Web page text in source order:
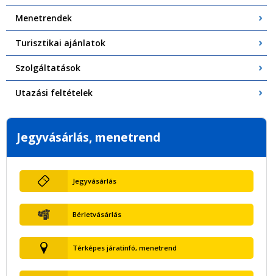
Menetrendek
Turisztikai ajánlatok
Szolgáltatások
Utazási feltételek
Jegyvásárlás, menetrend
Jegyvásárlás
Bérletvásárlás
Térképes járatinfó, menetrend